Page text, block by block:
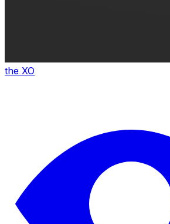
the XO